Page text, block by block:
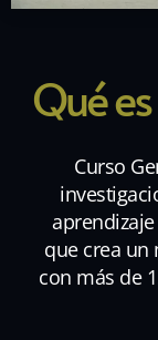
Qué es
Curso
que crea un
con más de